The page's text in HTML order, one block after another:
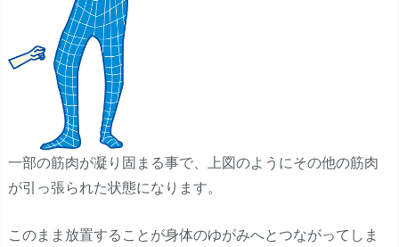
一部の筋肉が凝り固まる事で、上図のようにその他の筋肉
が引っ張られた状態になります。
このまま放置することが身体のゆがみへとつながってしま